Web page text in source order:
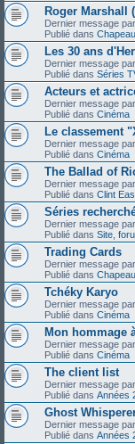
Roger Marshall
Dernier message par
Publié dans
Les 30 ans
Dernier message par
Publié dans Séries
Acteurs et
Dernier message par
Publié dans Cinéma
Le classement
Dernier message par
Publié dans Cinéma
The Ballad of
Dernier message par
Publié dans Clint
Séries
Dernier message par
Publié dans Site,
Trading Cards
Dernier message par
Publié dans
Tchéky Karyo
Dernier message par
Publié dans Cinéma
Mon hommage
Dernier message par
Publié dans Cinéma
The client list
Dernier message par
Publié dans Années
Ghost
Dernier message par
Publié dans Années